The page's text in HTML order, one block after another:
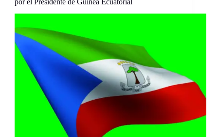
por el Presidente de Guinea Ecuatorial